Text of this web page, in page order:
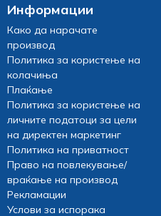
Информации
Како да нарачате
производ
Политика за користење на
колачиња
Плаќање
Политика за користење на
личните податоци за цели
на директен маркетинг
Политика на приватност
Право на повлекување/
враќање на производ
Рекламации
Услови за испорака